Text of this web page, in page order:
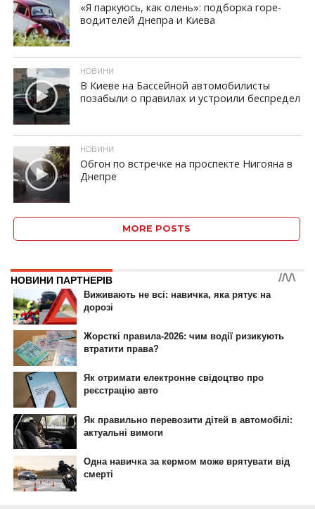
ID, "post_views_count", true); if ( $post_views >= 1) { ?>
«Я паркуюсь, как олень»: подборка горе-
водителей Днепра и Киева
ID, "post_views_count", true); if ( $post_views >= 1) { ?>
НОВИНИ
В Киеве на Бассейной автомобилисты
позабыли о правилах и устроили беспредел
ID, "post_views_count", true); if ( $post_views >= 1) { ?>
НОВИНИ
Обгон по встречке на проспекте Нигояна в
Днепре
MORE POSTS